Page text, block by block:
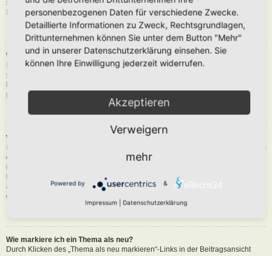
siehst du eine Schaltfläche in der Nähe des Beitrags, um diesen zu melden.
Du wirst dann durch die weiteren Schritte geführt.
Nach oben
Was bewirkt die „Speichern“-Schaltfläche beim Schreiben eines Beitrags?
Hiermit kannst du die geschriebene Entwürfe speichern und zu einem
späteren Zeitpunkt vervollständigen und absenden. Den gesicherten Beitrag
kannst du mit der Funktion „Gespeicherte Entwürfe verwalten“ in deinem
persönlichen Bereich erneut laden.
Nach oben
Warum muss mein Beitrag erst freigegeben werden?
Die Board-Administration kann entschieden haben, dass in dem Forum, in dem
du einen Beitrag erstellt hast, die Beiträge zuerst geprüft werden müssen. Es
ist auch möglich, dass die Administration dich zu einer Gruppe von Benutzern
hinzugefügt hat, bei denen sie die Beiträge erst begutachten möchte, bevor sie
auf der Seite sichtbar werden. Bitte kontaktiere die Board-Administration, wenn
du weitere Informationen dazu benötigst.
Wie markiere ich ein Thema als neu?
Durch Klicken des „Thema als neu markieren“-Links in der Beitragsansicht
personenbezogenen Daten für verschiedene Zwecke.
Detaillierte Informationen zu Zweck, Rechtsgrundlagen,
Drittunternehmen können Sie unter dem Button "Mehr"
und in unserer Datenschutzerklärung einsehen. Sie
können Ihre Einwilligung jederzeit widerrufen.
Akzeptieren
Verweigern
mehr
Powered by &
Impressum Datenschutzerklärung